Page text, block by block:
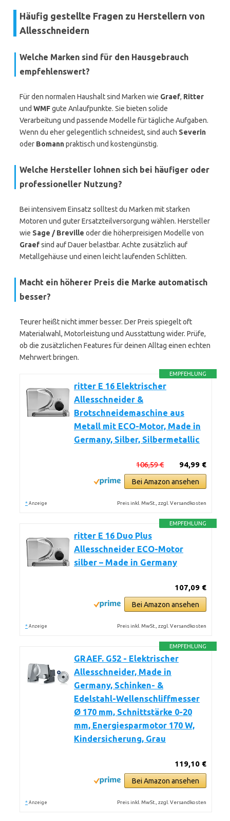
Häufig gestellte Fragen zu Herstellern von
Allesschneidern
Welche Marken sind für den Hausgebrauch
empfehlenswert?
Für den normalen Haushalt sind Marken wie Graef, Ritter
und WMFgute Anlaufpunkte. Sie bieten solide
Verarbeitung und passende Modelle für tägliche Aufgaben.
Wenn du eher gelegentlich schneidest, sind auch Severin
oder Bomannpraktisch und kostengünstig.
Welche Hersteller lohnen sich bei häufiger oder
professioneller Nutzung?
Bei intensivem Einsatz solltest du Marken mit starken
Motoren und guter Ersatzteilversorgung wählen. Hersteller
wie Sage / Breville oder die höherpreisigen Modelle von
Graefsind auf Dauer belastbar. Achte zusätzlich auf
Metallgehäuse und einen leicht laufenden Schlitten.
Macht ein höherer Preis die Marke automatisch
besser?
Teurer heißt nicht immer besser. Der Preis spiegelt oft
Materialwahl, Motorleistung und Ausstattung wider. Prüfe,
ob die zusätzlichen Features für deinen Alltag einen echten
Mehrwert bringen.
EMPFEHLUNG
ritter E 16 Elektrischer
Allesschneider &
Brotschneidemaschine aus
Metall mit ECO-Motor, Made in
Germany, Silber, Silbermetallic
94,99 €
106,59 €
Bei Amazon ansehen
* Anzeige Preis inkl. MwSt., zzgl. Versandkosten
EMPFEHLUNG
ritter E 16 Duo Plus
Allesschneider ECO-Motor
silber – Made in Germany
107,09 €
Bei Amazon ansehen
* Anzeige Preis inkl. MwSt., zzgl. Versandkosten
EMPFEHLUNG
GRAEF. G52 - Elektrischer
Allesschneider, Made in
Germany, Schinken- &
Edelstahl-Wellenschliffmesser
Ø 170 mm, Schnittstärke 0-20
mm, Energiesparmotor 170 W,
Kindersicherung, Grau
119,10 €
Bei Amazon ansehen
* Anzeige Preis inkl. MwSt., zzgl. Versandkosten